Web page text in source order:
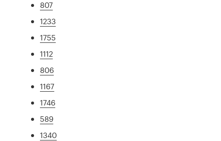
807
1233
1755
1112
806
1167
1746
589
1340